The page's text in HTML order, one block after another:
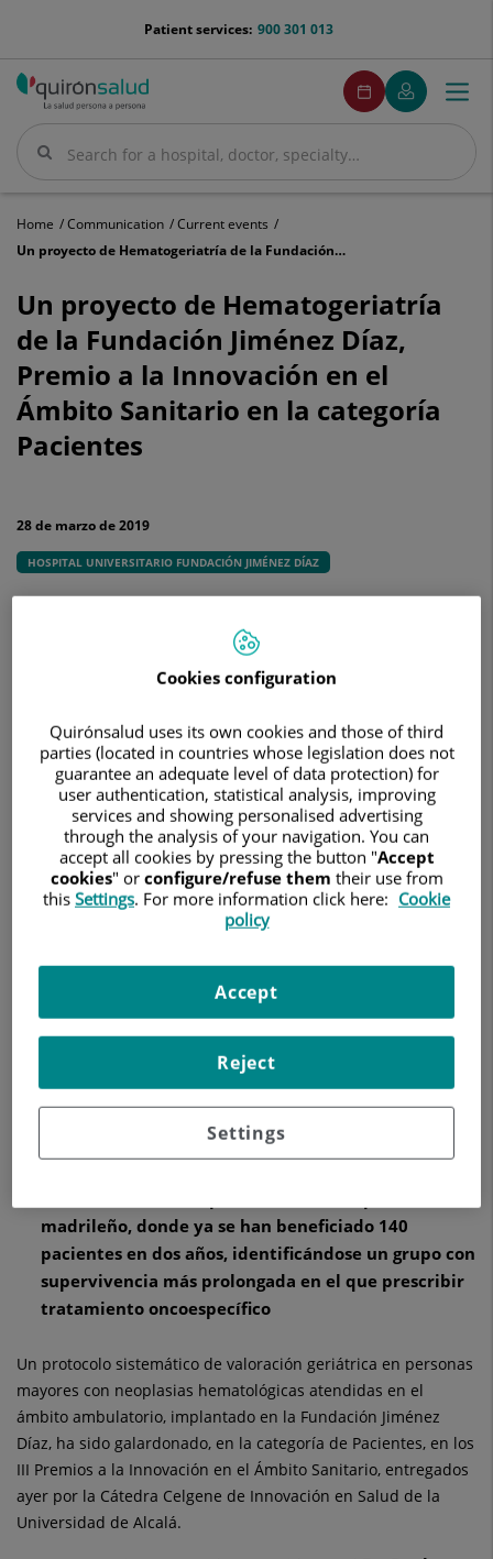
menu-
900 301 013
Patient services:
Search
Search
menuPedirCita
Make
an
appointment
My
Quirónsalud
Menu
Home Communication
Current events
Un proyecto de Hematogeriatría de la Fundación Jiménez Díaz, Premio a la Innovación en el Ámbito Sanitario en la categoría Pacientes
proyecto
de
Hematogeriatría
de
la
Fundación
Díaz,
la
en
Un proyecto de Hematogeriatría
de la Fundación Jiménez Díaz,
Premio a la Innovación en el
Ámbito Sanitario en la categoría
Pacientes
28 de marzo de 2019
HOSPITAL UNIVERSITARIO FUNDACIÓN JIMÉNEZ DÍAZ
Innovación en Salud de la Universidad de Alcalá
El protocolo sistemático de valoración
oncogeriátrica individualizada e integral en
pacientes oncohematológicos de edad avanzada
permite diseñar pautas individualizadas para que
el paciente afronte su enfermedad con mayor
madrileño, donde ya se han beneficiado 140
pacientes en dos años, identificándose un grupo con
supervivencia más prolongada en el que prescribir
tratamiento oncoespecífico
Un protocolo sistemático de valoración geriátrica en personas
mayores con neoplasias hematológicas atendidas en el
ámbito ambulatorio, implantado en la Fundación Jiménez
Díaz, ha sido galardonado, en la categoría de Pacientes, en los
III Premios a la Innovación en el Ámbito Sanitario, entregados
ayer por la Cátedra Celgene de Innovación en Salud de la
Universidad de Alcalá.
Cookies configuration
Quirónsalud uses its own cookies and those of third
parties (located in countries whose legislation does not
guarantee an adequate level of data protection) for
user authentication, statistical analysis, improving
services and showing personalised advertising
through the analysis of your navigation. You can
accept all cookies by pressing the button "Accept
cookies" or configure/refuse them their use from
this Settings. For more information click here: Cookie
policy
Settings
Reject
Accept